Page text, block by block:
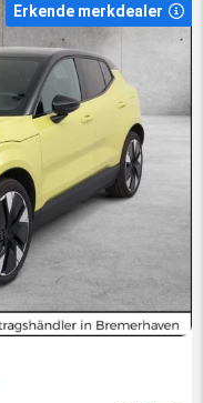
Erkende merkdealer